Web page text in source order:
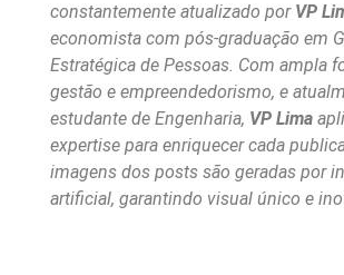
constantemente atualizado por VP
economista com pós-graduação em
Estratégica de Pessoas. Com ampla
gestão e empreendedorismo, e
estudante de Engenharia, VP Lima
expertise para enriquecer cada
imagens dos posts são geradas por
artificial, garantindo visual único e